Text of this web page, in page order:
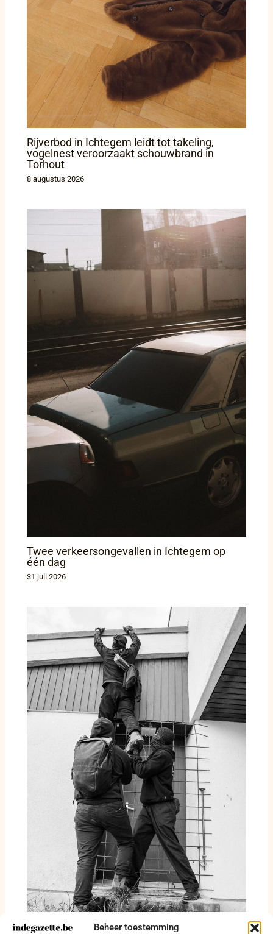
Beheer toestemming
Rijverbod in Ichtegem leidt tot takeling,
vogelnest veroorzaakt schouwbrand in
Torhout
8 augustus 2026
Twee verkeersongevallen in Ichtegem op
één dag
31 juli 2026